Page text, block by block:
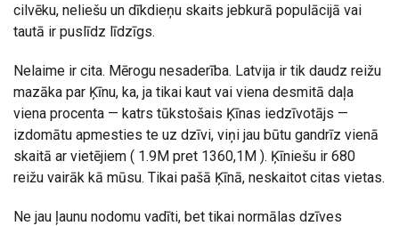
cilvēku, neliešu un dīkdieņu skaits jebkurā populācijā vai
tautā ir puslīdz līdzīgs.
Nelaime ir cita. Mērogu nesaderība. Latvija ir tik daudz reižu
mazāka par Ķīnu, ka, ja tikai kaut vai viena desmitā daļa
viena procenta — katrs tūkstošais Ķīnas iedzīvotājs —
izdomātu apmesties te uz dzīvi, viņi jau būtu gandrīz vienā
skaitā ar vietējiem ( 1.9M pret 1360,1M ). Ķīniešu ir 680
reižu vairāk kā mūsu. Tikai pašā Ķīnā, neskaitot citas vietas.
Ne jau ļaunu nodomu vadīti, bet tikai normālas dzīves